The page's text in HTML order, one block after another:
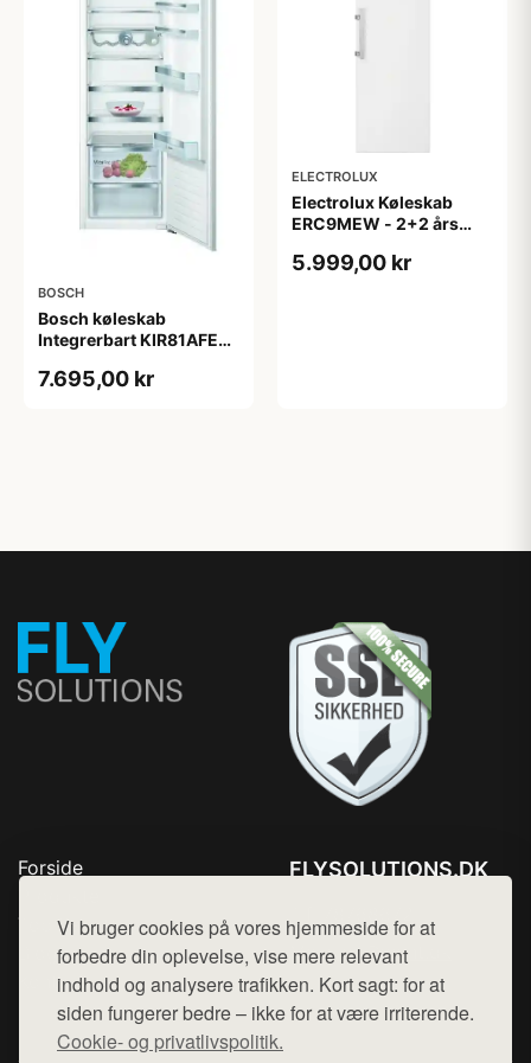
Vi bruger cookies på vores hjemmeside for at
forbedre din oplevelse, vise mere relevant
indhold og analysere trafikken. Kort sagt: for at
siden fungerer bedre – ikke for at være irriterende.
Cookie- og privatlivspolitik.
BOSCH
Bosch køleskab
Integrerbart KIR81AFE0
7.695,00 kr
ELECTROLUX
Electrolux Køleskab
ERC9MEW - 2+2 års
5.999,00 kr
Forside
Top Rabatter
Blog
Kontakt
FLYSOLUTIONS.DK
Mail: hej@want.dk
Cookie- og privatlivspolitik